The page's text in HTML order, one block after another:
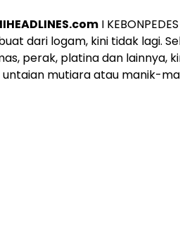
I
dari logam, kini tidak lagi.
perak, platina dan lainnya,
mutiara atau manik-